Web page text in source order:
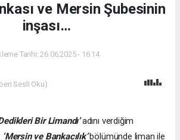
ve Mersin Şubesinin
inşası…
Tarihi: 26.06.2025 - 16:14
Sesli Oku)
Bir Limandı’adını verdiğim
‘Mersin ve Bankacılık’bölümünde liman ile